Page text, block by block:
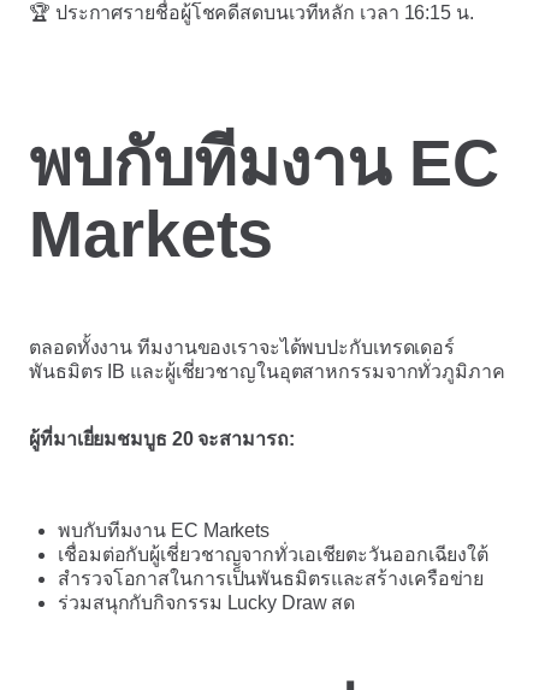
🏆 ประกาศรายชื่อผู้โชคดีสดบนเวทีหลัก เวลา 16:15 น.
พบกับทีมงาน EC
Markets
ตลอดทั้งงาน ทีมงานของเราจะได้พบปะกับเทรดเดอร์
พันธมิตร IB และผู้เชี่ยวชาญในอุตสาหกรรมจากทั่วภูมิภาค
ผู้ที่มาเยี่ยมชมบูธ 20 จะสามารถ:
พบกับทีมงาน EC Markets
เชื่อมต่อกับผู้เชี่ยวชาญจากทั่วเอเชียตะวันออกเฉียงใต้
สำรวจโอกาสในการเป็นพันธมิตรและสร้างเครือข่าย
ร่วมสนุกกับกิจกรรม Lucky Draw สด